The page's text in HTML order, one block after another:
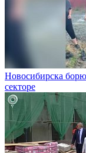
Новосибирска
секторе